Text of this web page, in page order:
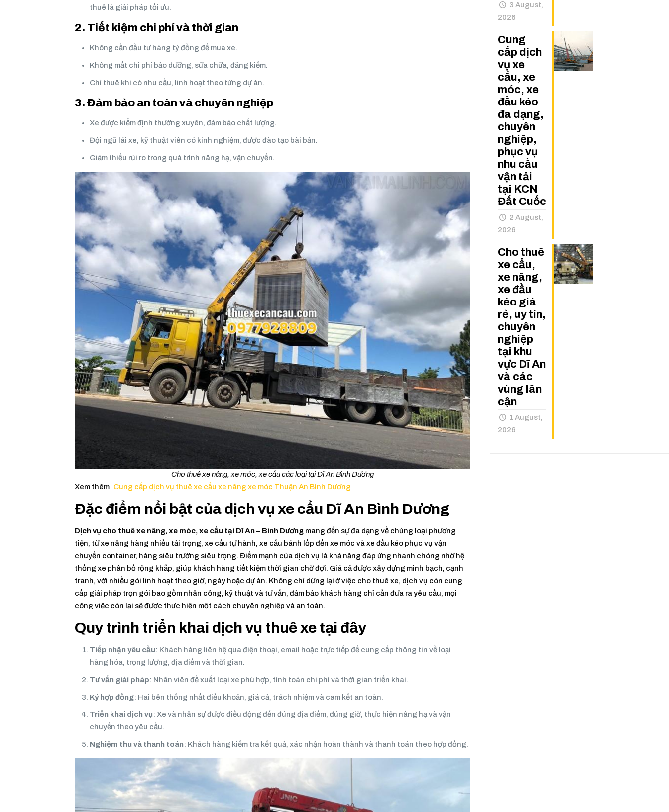
thuê là giải pháp tối ưu.
2. Tiết kiệm chi phí và thời gian
Không cần đầu tư hàng tỷ đồng để mua xe.
Không mất chi phí bảo dưỡng, sửa chữa, đăng kiểm.
Chỉ thuê khi có nhu cầu, linh hoạt theo từng dự án.
3. Đảm bảo an toàn và chuyên nghiệp
Xe được kiểm định thường xuyên, đảm bảo chất lượng.
Đội ngũ lái xe, kỹ thuật viên có kinh nghiệm, được đào tạo bài bản.
Giảm thiểu rủi ro trong quá trình nâng hạ, vận chuyển.
Cho thuê xe nâng, xe móc, xe cẩu các loại tại Dĩ An Bình Dương
Xem thêm: Cung cấp dịch vụ thuê xe cẩu xe nâng xe móc Thuận An Bình Dương
Đặc điểm nổi bật của dịch vụ xe cẩu Dĩ An Bình Dương
Dịch vụ cho thuê xe nâng, xe móc, xe cẩu tại Dĩ An – Bình Dương mang đến sự đa dạng về chủng loại phương
tiện, từ xe nâng hàng nhiều tải trọng, xe cẩu tự hành, xe cẩu bánh lốp đến xe móc và xe đầu kéo phục vụ vận
chuyển container, hàng siêu trường siêu trọng. Điểm mạnh của dịch vụ là khả năng đáp ứng nhanh chóng nhờ hệ
thống xe phân bổ rộng khắp, giúp khách hàng tiết kiệm thời gian chờ đợi. Giá cả được xây dựng minh bạch, cạnh
tranh, với nhiều gói linh hoạt theo giờ, ngày hoặc dự án. Không chỉ dừng lại ở việc cho thuê xe, dịch vụ còn cung
cấp giải pháp trọn gói bao gồm nhân công, kỹ thuật và tư vấn, đảm bảo khách hàng chỉ cần đưa ra yêu cầu, mọi
công việc còn lại sẽ được thực hiện một cách chuyên nghiệp và an toàn.
Quy trình triển khai dịch vụ thuê xe tại đây
Tiếp nhận yêu cầu: Khách hàng liên hệ qua điện thoại, email hoặc trực tiếp để cung cấp thông tin về loại
hàng hóa, trọng lượng, địa điểm và thời gian.
Tư vấn giải pháp: Nhân viên đề xuất loại xe phù hợp, tính toán chi phí và thời gian triển khai.
Ký hợp đồng: Hai bên thống nhất điều khoản, giá cả, trách nhiệm và cam kết an toàn.
Triển khai dịch vụ: Xe và nhân sự được điều động đến đúng địa điểm, đúng giờ, thực hiện nâng hạ và vận
chuyển theo yêu cầu.
Nghiệm thu và thanh toán: Khách hàng kiểm tra kết quả, xác nhận hoàn thành và thanh toán theo hợp đồng.
3 August,
2026
Cung
cấp dịch
vụ xe
cẩu, xe
móc, xe
đầu kéo
đa dạng,
chuyên
nghiệp,
phục vụ
nhu cầu
vận tải
tại KCN
Đất Cuốc
2 August,
2026
Cho thuê
xe cẩu,
xe nâng,
xe đầu
kéo giá
rẻ, uy tín,
chuyên
nghiệp
tại khu
vực Dĩ An
và các
vùng lân
cận
1 August,
2026